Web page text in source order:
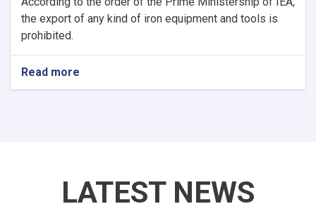
the export of any kind of iron equipment and tools is
prohibited.
Read more
NOTIC
LATEST NEWS